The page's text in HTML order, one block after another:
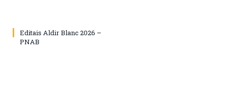
Editais Aldir Blanc 2026 –
PNAB